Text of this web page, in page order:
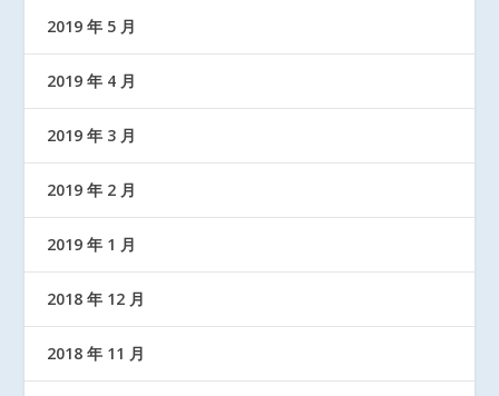
2019 年 5 月
2019 年 4 月
2019 年 3 月
2019 年 2 月
2019 年 1 月
2018 年 12 月
2018 年 11 月